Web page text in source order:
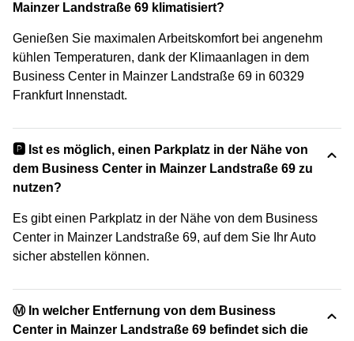
Mainzer Landstraße 69 klimatisiert?
Genießen Sie maximalen Arbeitskomfort bei angenehm
kühlen Temperaturen, dank der Klimaanlagen in dem
Business Center in Mainzer Landstraße 69 in 60329
Frankfurt Innenstadt.
🅿️ Ist es möglich, einen Parkplatz in der Nähe von
dem Business Center in Mainzer Landstraße 69 zu
nutzen?
Es gibt einen Parkplatz in der Nähe von dem Business
Center in Mainzer Landstraße 69, auf dem Sie Ihr Auto
sicher abstellen können.
Ⓜ️ In welcher Entfernung von dem Business
Center in Mainzer Landstraße 69 befindet sich die